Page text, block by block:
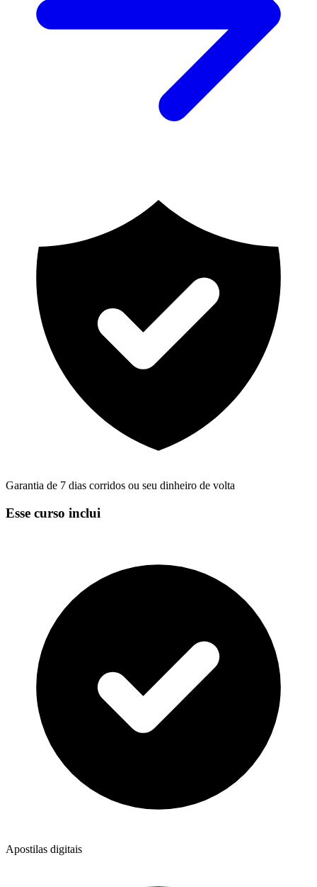
Garantia de 7 dias corridos ou seu dinheiro de volta
Esse curso inclui
Apostilas digitais